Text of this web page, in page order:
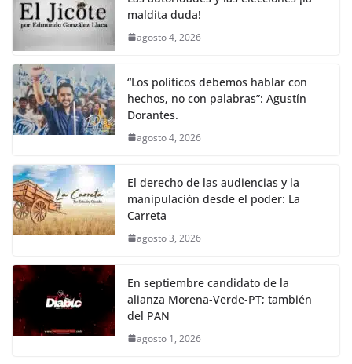
k
maldita duda!
agosto 4, 2026
“Los políticos debemos hablar con
hechos, no con palabras”: Agustín
Dorantes.
agosto 4, 2026
El derecho de las audiencias y la
manipulación desde el poder: La
Carreta
agosto 3, 2026
En septiembre candidato de la
alianza Morena-Verde-PT; también
del PAN
agosto 1, 2026